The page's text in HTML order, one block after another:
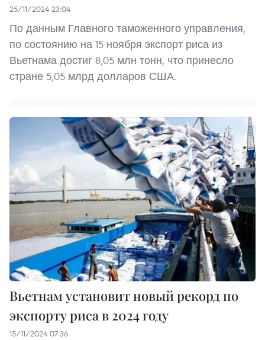
25/11/2024 23:04
По данным Главного таможенного управления,
по состоянию на 15 ноября экспорт риса из
Вьетнама достиг 8,05 млн тонн, что принесло
стране 5,05 млрд долларов США.
Вьетнам установит новый рекорд по
экспорту риса в 2024 году
15/11/2024 07:36